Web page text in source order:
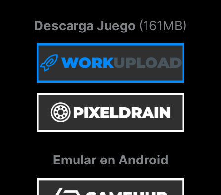
Descarga Juego (161MB)
Emular en Android